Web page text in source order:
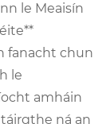
le Meaisín
fanacht chun
le
amháin
ná an